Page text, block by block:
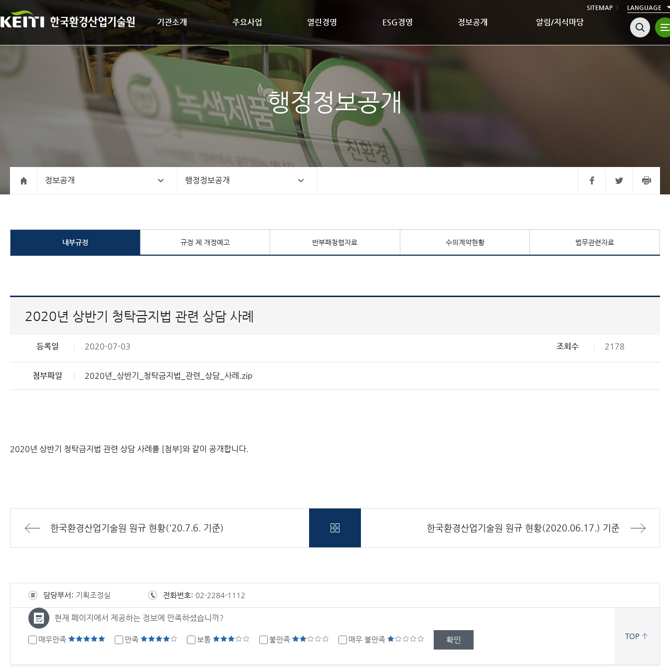
기관소개 주요사업 열린경영 ESG경영 정보공개 알림/지식마당
SITEMAP LANGUAGE
행정정보공개
정보공개 행정정보공개
내부규정 규정 제 개정예고 반부패청렴자료 수의계약현황 법무관련자료
2020년 상반기 청탁금지법 관련 상담 사례
등록일 2020-07-03 조회수 2178
첨부파일 2020년_상반기_청탁금지법_관련_상담_사례.zip
2020년 상반기 청탁금지법 관련 상담 사례를 [첨부]와 같이 공개합니다.
한국환경산업기술원 원규 현황('20.7.6. 기준) 한국환경산업기술원 원규 현황(2020.06.17.) 기준
담당부서: 기획조정실 전화번호: 02-2284-1112
현재 페이지에서 제공하는 정보에 만족하셨습니까?
매우만족 만족 보통 불만족 매우 불만족 확인 TOP